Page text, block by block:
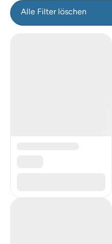
Alle Filter löschen